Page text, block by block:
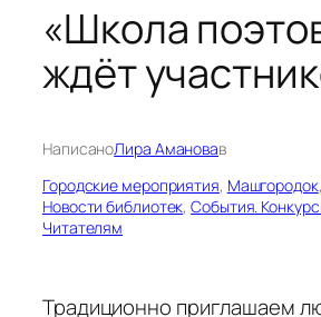
«Школа
ждёт
НаписаноЛира Амановав
Городские мероприятия, Машгородок,
Новости библиотек, События.
Читателям
Традиционно приглашаем